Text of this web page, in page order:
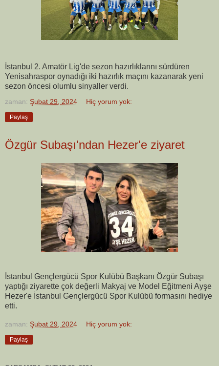
İstanbul 2. Amatör Lig'de sezon hazırlıklarını sürdüren
Yenisahraspor oynadığı iki hazırlık maçını kazanarak yeni
sezon öncesi olumlu sinyaller verdi.
zaman: Şubat 29, 2024 Hiç yorum yok:
Paylaş
Özgür Subaşı'ndan Hezer'e ziyaret
İstanbul Gençlergücü Spor Kulübü Başkanı Özgür Subaşı
yaptığı ziyarette çok değerli Makyaj ve Model Eğitmeni Ayşe
Hezer'e İstanbul Gençlergücü Spor Kulübü formasını hediye
etti.
zaman: Şubat 29, 2024 Hiç yorum yok:
Paylaş